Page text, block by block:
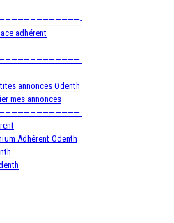
adhérent
annonces Odenth
mes annonces
Adhérent Odenth